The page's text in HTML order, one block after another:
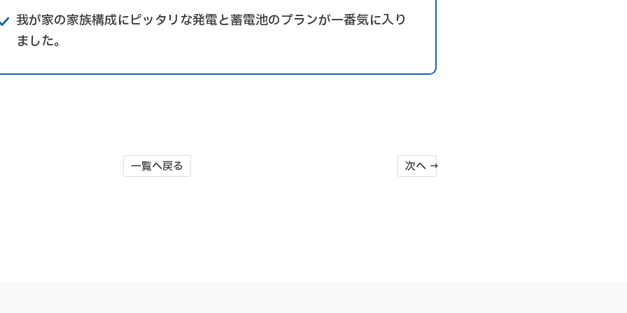
我が家の家族構成にピッタリな発電と蓄電池のプランが一番気に入り
ました。
一覧へ戻る 次へ →